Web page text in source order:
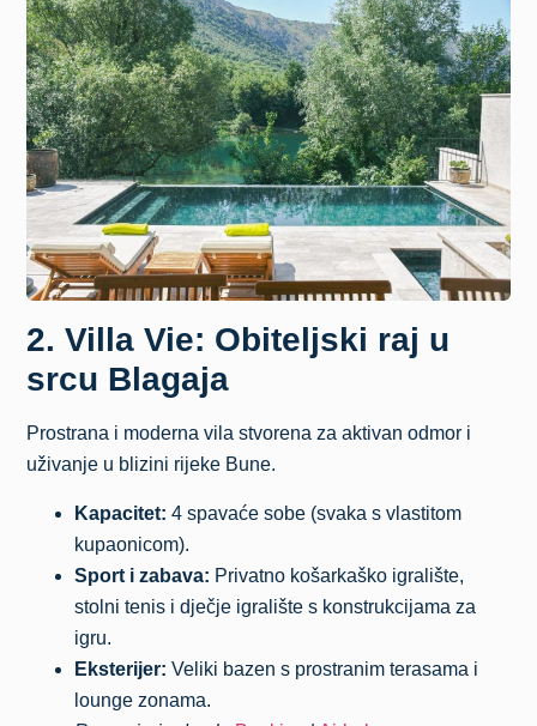
2. Villa Vie: Obiteljski raj u
srcu Blagaja
Prostrana i moderna vila stvorena za aktivan odmor i
uživanje u blizini rijeke Bune.
Kapacitet: 4 spavaće sobe (svaka s vlastitom
kupaonicom).
Sport i zabava: Privatno košarkaško igralište,
stolni tenis i dječje igralište s konstrukcijama za
igru.
Eksterijer: Veliki bazen s prostranim terasama i
lounge zonama.